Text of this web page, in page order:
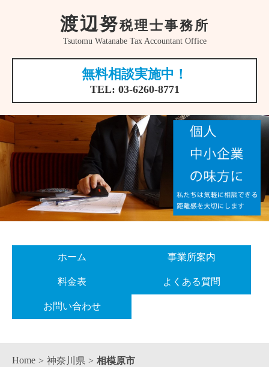
渡辺努税理士事務所
Tsutomu Watanabe Tax Accountant Office
無料相談実施中！
TEL: 03-6260-8771
ホーム 事業所案内
料金表 よくある質問
お問い合わせ
Home 神奈川県 相模原市